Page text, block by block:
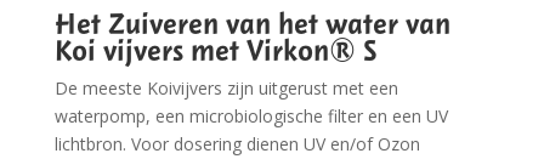
Het Zuiveren van het water van
Koi vijvers met Virkon® S
De meeste Koivijvers zijn uitgerust met een
waterpomp, een microbiologische filter en een UV
lichtbron. Voor dosering dienen UV en/of Ozon